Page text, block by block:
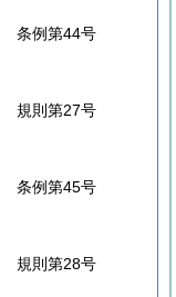
条例第44号
規則第27号
条例第45号
規則第28号